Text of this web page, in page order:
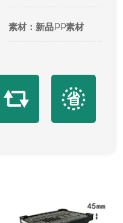
素材：新品PP素材